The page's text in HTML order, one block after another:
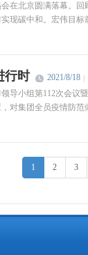
在北京圆满落幕。
现碳中和。宏伟目
行时 2021/8/18
导小组第112次会
对集团全员疫情防范
1 2 3